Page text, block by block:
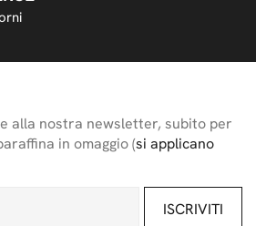
alla nostra newsletter, subito per
in omaggio (si applicano
ISCRIVITI